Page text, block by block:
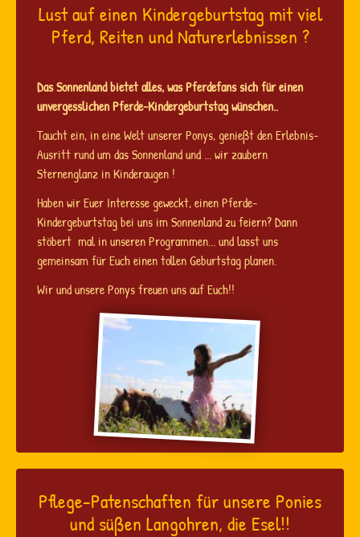
Lust auf einen Kindergeburtstag mit viel
Pferd, Reiten und Naturerlebnissen ?
Das Sonnenland bietet alles, was Pferdefans sich für einen
unvergesslichen Pferde-Kindergeburtstag wünschen..
Taucht ein, in eine Welt unserer Ponys, genießt den Erlebnis-
Ausritt rund um das Sonnenland und ... wir zaubern
Sternenglanz in Kinderaugen !
Haben wir Euer Interesse geweckt, einen Pferde-
Kindergeburtstag bei uns im Sonnenland zu feiern? Dann
stöbert mal in unseren Programmen... und lasst uns
gemeinsam für Euch einen tollen Geburtstag planen.
Wir und unsere Ponys freuen uns auf Euch!!
Pflege-Patenschaften für unsere Ponies
und süßen Langohren, die Esel!!